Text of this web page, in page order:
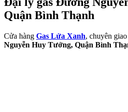
Quận Bình Thạnh
Cửa hàng Gas Lửa Xanh, chuyên
Nguyễn Huy Tưởng, Quận Bình